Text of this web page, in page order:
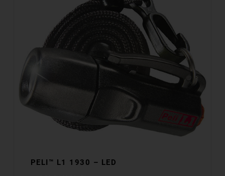
PELI™ L1 1930 – LED